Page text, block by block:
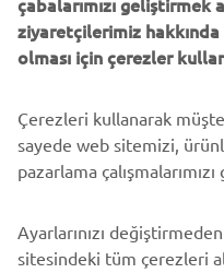
DESTEK
BÜLTEN
En son fırsatları, özel
fazlasını ilk öğrenen siz olun
ziyaretçilerimiz
olması için çerezler
Çerezleri kullanarak
sayede web sitemizi,
pazarlama
Ayarlarınızı
sitesindeki tüm çerezleri